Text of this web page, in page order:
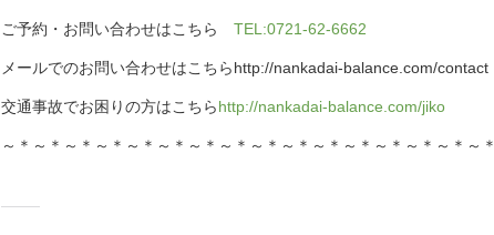
ご予約・お問い合わせはこちら TEL:0721-62-6662
メールでのお問い合わせはこちらhttp://nankadai-balance.com/contact
交通事故でお困りの方はこちらhttp://nankadai-balance.com/jiko
～＊～＊～＊～＊～＊～＊～＊～＊～＊～＊～＊～＊～＊～＊～＊～＊